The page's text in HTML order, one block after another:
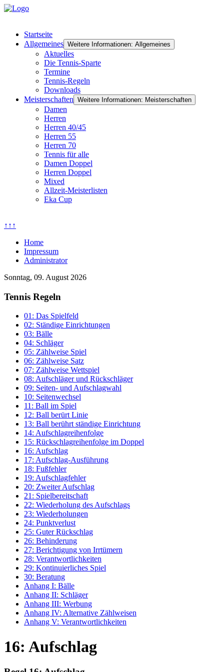
Startseite
Allgemeines Weitere Informationen: Allgemeines
Aktuelles
Die Tennis-Sparte
Termine
Tennis-Regeln
Downloads
Meisterschaften Weitere Informationen: Meisterschaften
Damen
Herren
Herren 40/45
Herren 55
Herren 70
Tennis für alle
Damen Doppel
Herren Doppel
Mixed
Allzeit-Meisterlisten
Eka Cup
↑↑↑
Home
Impressum
Administrator
Sonntag, 09. August 2026
Tennis Regeln
01: Das Spielfeld
02: Ständige Einrichtungen
03: Bälle
04: Schläger
05: Zählweise Spiel
06: Zählweise Satz
07: Zählweise Wettspiel
08: Aufschläger und Rückschläger
09: Seiten- und Aufschlagwahl
10: Seitenwechsel
11: Ball im Spiel
12: Ball berürt Linie
13: Ball berührt ständige Einrichtung
14: Aufschlagreihenfolge
15: Rückschlagreihenfolge im Doppel
16: Aufschlag
17: Aufschlag-Ausführung
18: Fußfehler
19: Aufschlagfehler
20: Zweiter Aufschlag
21: Spielbereitschaft
22: Wiederholung des Aufschlags
23: Wiederholungen
24: Punktverlust
25: Guter Rückschlag
26: Behinderung
27: Berichtigung von Irrtümern
28: Verantwortlichkeiten
29: Kontinuierliches Spiel
30: Beratung
Anhang I: Bälle
Anhang II: Schläger
Anhang III: Werbung
Anhang IV: Alternative Zählweisen
Anhang V: Verantwortlichkeiten
16: Aufschlag